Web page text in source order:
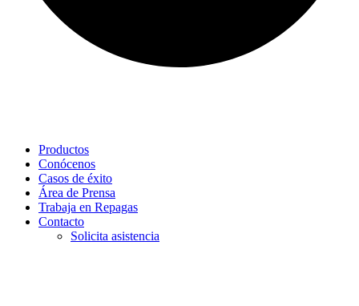
Productos
Conócenos
Casos de éxito
Área de Prensa
Trabaja en Repagas
Contacto
Solicita asistencia